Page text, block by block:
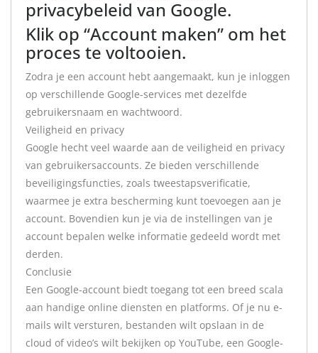
privacybeleid van Google.
Klik op “Account maken” om het
proces te voltooien.
Zodra je een account hebt aangemaakt, kun je inloggen
op verschillende Google-services met dezelfde
gebruikersnaam en wachtwoord.
Veiligheid en privacy
Google hecht veel waarde aan de veiligheid en privacy
van gebruikersaccounts. Ze bieden verschillende
beveiligingsfuncties, zoals tweestapsverificatie,
waarmee je extra bescherming kunt toevoegen aan je
account. Bovendien kun je via de instellingen van je
account bepalen welke informatie gedeeld wordt met
derden.
Conclusie
Een Google-account biedt toegang tot een breed scala
aan handige online diensten en platforms. Of je nu e-
mails wilt versturen, bestanden wilt opslaan in de
cloud of video’s wilt bekijken op YouTube, een Google-